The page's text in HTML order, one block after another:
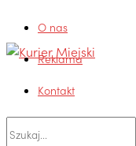
O nas
Reklama
Kontakt